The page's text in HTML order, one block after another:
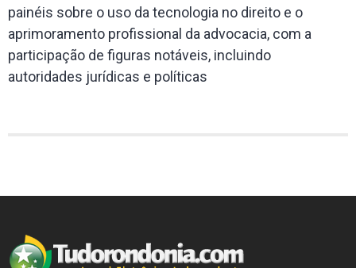
painéis sobre o uso da tecnologia no direito e o
aprimoramento profissional da advocacia, com a
participação de figuras notáveis, incluindo
autoridades jurídicas e políticas